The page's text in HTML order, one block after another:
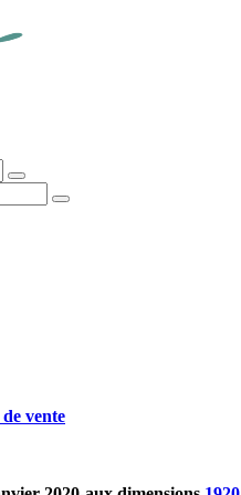
Rechercher
Rechercher
vente